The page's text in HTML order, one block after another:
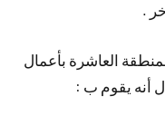
.
العاشرة بأعمال
أنه يقوم ب :